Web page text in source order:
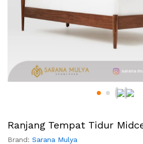
Ranjang Tempat Tidur
Brand: Sarana Mulya